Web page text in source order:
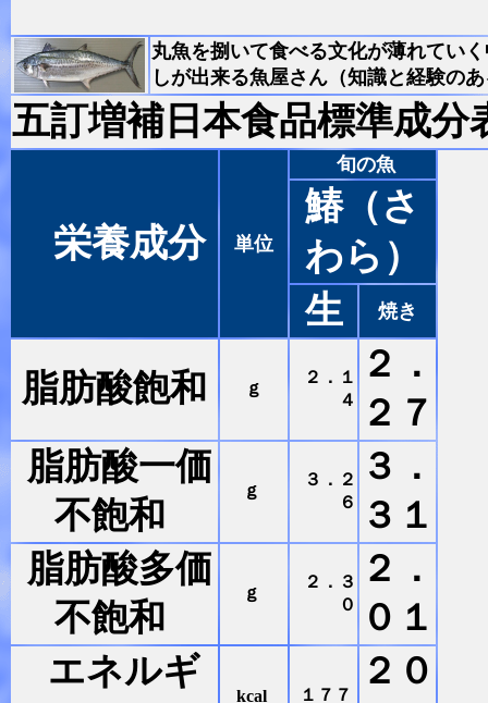
丸魚を捌いて食べる文化が薄れてい
しが出来る魚屋さん（知識と経験の
五訂増補日本食品標準成
栄養成分 単位
旬の魚
鰆（さ
わら）
生
焼き
脂肪酸飽和 ｇ
２．１
４
２．
２７
脂肪酸一価
不飽和
ｇ
３．２
６
３．
３１
脂肪酸多価
不飽和
ｇ
２．３
０
２．
０１
エネルギ
kcal １７７
２０